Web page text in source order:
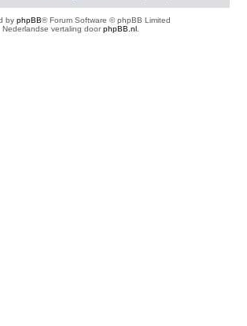
by phpBB® Forum Software © phpBB Limited
Nederlandse vertaling doorphpBB.nl